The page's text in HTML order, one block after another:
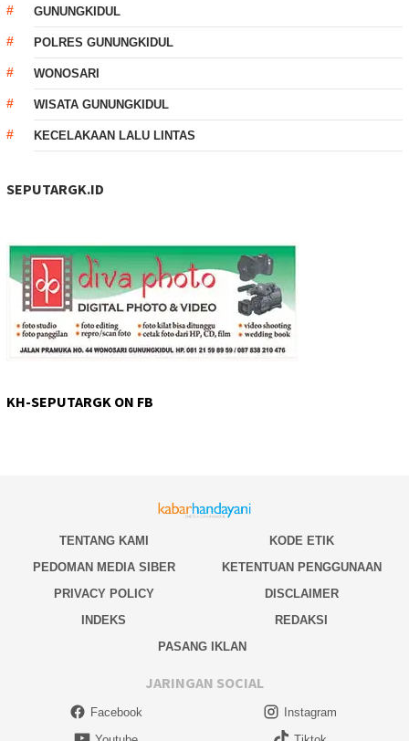
GUNUNGKIDUL
POLRES GUNUNGKIDUL
WONOSARI
WISATA GUNUNGKIDUL
KECELAKAAN LALU LINTAS
SEPUTARGK.ID
KH-SEPUTARGK ON FB
TENTANG KAMI
KODE ETIK
PEDOMAN MEDIA SIBER
KETENTUAN PENGGUNAAN
PRIVACY POLICY
DISCLAIMER
INDEKS
REDAKSI
PASANG IKLAN
JARINGAN SOCIAL
Facebook
Instagram